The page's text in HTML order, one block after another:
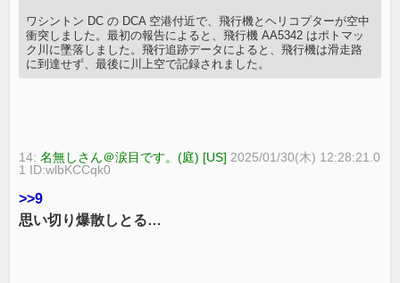
ワシントン DC の DCA 空港付近で、飛行機とヘリコプターが空中
衝突しました。最初の報告によると、飛行機 AA5342 はポトマッ
ク川に墜落しました。飛行追跡データによると、飛行機は滑走路
に到達せず、最後に川上空で記録されました。
14:名無しさん＠涙目です。(庭) [US] 2025/01/30(木) 12:28:21.0
1 ID:wlbKCCqk0
>>9
思い切り爆散しとる…